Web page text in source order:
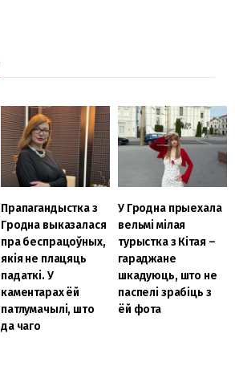
Прапагандыстка з
Гродна выказалася
пра беспрацоўных,
якія не плацяць
падаткі. У
каментарах ёй
патлумачылі, што
да чаго
У Гродна прыехала
вельмі мілая
турыстка з Кітая –
гараджане
шкадуюць, што не
паспелі зрабіць з
ёй фота